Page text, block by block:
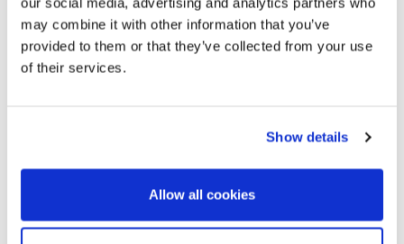
may combine it with other information that you’ve
provided to them or that they’ve collected from your use
of their services.
Show details
Allow all cookies
construïts
SITP7219_01 3 117 m 2
565.000
En
€
venda
117 m